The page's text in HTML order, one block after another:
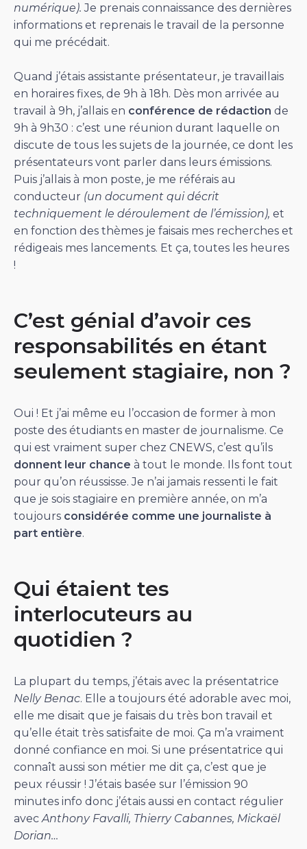
numérique).Je prenais connaissance des dernières
informations et reprenais le travail de la personne
qui me précédait.
Quand j’étais assistante présentateur, je travaillais
en horaires fixes, de 9h à 18h. Dès mon arrivée au
travail à 9h, j’allais en conférence de rédaction de
9h à 9h30 : c’est une réunion durant laquelle on
discute de tous les sujets de la journée, ce dont les
présentateurs vont parler dans leurs émissions.
Puis j’allais à mon poste, je me référais au
conducteur (un document qui décrit
techniquement le déroulement de l’émission), et
en fonction des thèmes je faisais mes recherches et
rédigeais mes lancements. Et ça, toutes les heures
!
C’est génial d’avoir ces
responsabilités en étant
seulement stagiaire, non ?
Oui ! Et j’ai même eu l’occasion de former à mon
poste des étudiants en master de journalisme. Ce
qui est vraiment super chez CNEWS, c’est qu’ils
donnent leur chance à tout le monde. Ils font tout
pour qu’on réussisse. Je n’ai jamais ressenti le fait
que je sois stagiaire en première année, on m’a
toujours considérée comme une journaliste à
part entière.
Qui étaient tes
interlocuteurs au
quotidien ?
La plupart du temps, j’étais avec la présentatrice
Nelly Benac. Elle a toujours été adorable avec moi,
elle me disait que je faisais du très bon travail et
qu’elle était très satisfaite de moi. Ça m’a vraiment
donné confiance en moi. Si une présentatrice qui
connaît aussi son métier me dit ça, c’est que je
peux réussir ! J’étais basée sur l’émission 90
minutes info donc j’étais aussi en contact régulier
avec Anthony Favalli, Thierry Cabannes, Mickaël
Dorian…